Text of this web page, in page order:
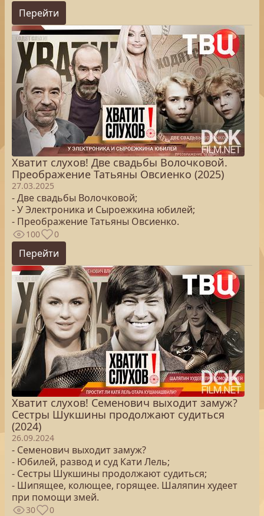
Перейти
Хватит слухов! Две свадьбы Волочковой.
Преображение Татьяны Овсиенко (2025)
27.03.2025
- Две свадьбы Волочковой;
- У Электроника и Сыроежкина юбилей;
- Преображение Татьяны Овсиенко.
100 0
Перейти
Хватит слухов! Семенович выходит замуж?
Сестры Шукшины продолжают судиться
(2024)
26.09.2024
- Семенович выходит замуж?
- Юбилей, развод и суд Кати Лель;
- Сестры Шукшины продолжают судиться;
- Шипящее, колющее, горящее. Шаляпин худеет
при помощи змей.
30 0